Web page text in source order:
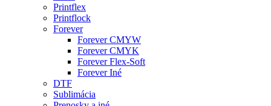
Printflex
Printflock
Forever
Forever CMYW
Forever CMYK
Forever Flex-Soft
Forever Iné
DTF
Sublimácia